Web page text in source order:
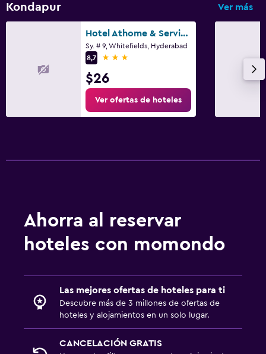
Kondapur Ver más
Hotel Athome & Serviced Apartments by Deccan Serai Hotels
Sy. # 9, Whitefields, Hyderabad
8,7
3 estrellas
$26
Ver ofertas de hoteles
Ahorra al reservar
hoteles con momondo
Las mejores ofertas de hoteles para ti
Descubre más de 3 millones de ofertas de
hoteles y alojamientos en un solo lugar.
CANCELACIÓN GRATIS